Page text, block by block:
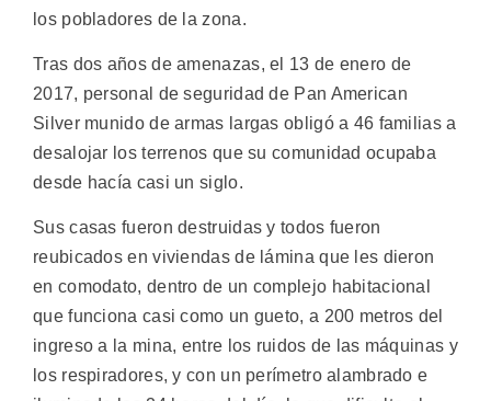
los pobladores de la zona.
Tras dos años de amenazas, el 13 de enero de
2017, personal de seguridad de Pan American
Silver munido de armas largas obligó a 46 familias a
desalojar los terrenos que su comunidad ocupaba
desde hacía casi un siglo.
Sus casas fueron destruidas y todos fueron
reubicados en viviendas de lámina que les dieron
en comodato, dentro de un complejo habitacional
que funciona casi como un gueto, a 200 metros del
ingreso a la mina, entre los ruidos de las máquinas y
los respiradores, y con un perímetro alambrado e